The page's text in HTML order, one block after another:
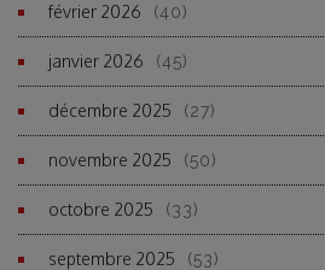
février 2026 (40)
janvier 2026 (45)
décembre 2025 (27)
novembre 2025 (50)
octobre 2025 (33)
septembre 2025 (53)